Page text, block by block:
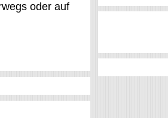
oder auf